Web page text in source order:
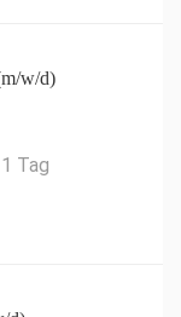
w/d)
Tag